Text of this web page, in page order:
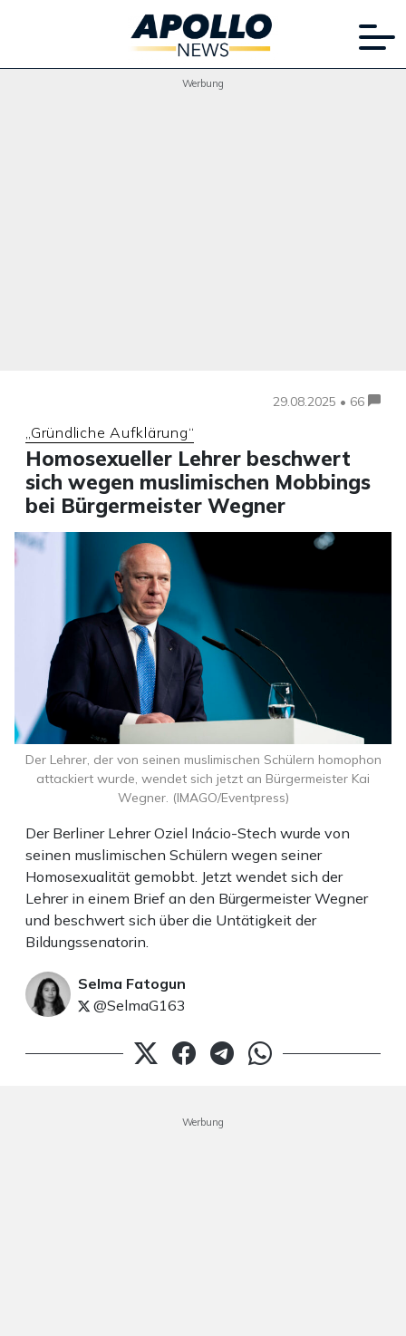
Werbung
29.08.2025 • 66
„Gründliche Aufklärung“
Homosexueller Lehrer beschwert
sich wegen muslimischen Mobbings
bei Bürgermeister Wegner
Der Berliner Lehrer Oziel Inácio-Stech wurde von
seinen muslimischen Schülern wegen seiner
Homosexualität gemobbt. Jetzt wendet sich der
Lehrer in einem Brief an den Bürgermeister Wegner
und beschwert sich über die Untätigkeit der
Bildungssenatorin.
Selma Fatogun
@SelmaG163
Der Lehrer, der von seinen muslimischen Schülern homophon
attackiert wurde, wendet sich jetzt an Bürgermeister Kai
Wegner. (IMAGO/Eventpress)
Werbung